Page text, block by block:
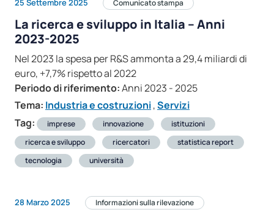
Comunicato stampa
La ricerca e sviluppo in Italia – Anni
2023-2025
Nel 2023 la spesa per R&S ammonta a 29,4 miliardi di
euro, +7,7% rispetto al 2022
Periodo di riferimento:Anni 2023 - 2025
Tema: Industria e costruzioni,Servizi
Tag:
imprese innovazione
istituzioni
ricerca e sviluppo
ricercatori
statistica report
tecnologia
università
28 Marzo 2025 Informazioni sulla rilevazione